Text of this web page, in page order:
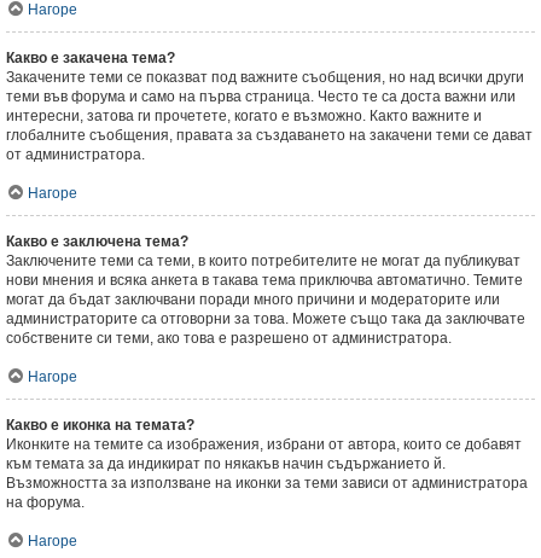
Нагоре
Какво е закачена тема?
Закачените теми се показват под важните съобщения, но над всички други
теми във форума и само на първа страница. Често те са доста важни или
интересни, затова ги прочетете, когато е възможно. Както важните и
глобалните съобщения, правата за създаването на закачени теми се дават
от администратора.
Нагоре
Какво е заключена тема?
Заключените теми са теми, в които потребителите не могат да публикуват
нови мнения и всяка анкета в такава тема приключва автоматично. Темите
могат да бъдат заключвани поради много причини и модераторите или
администраторите са отговорни за това. Можете също така да заключвате
собствените си теми, ако това е разрешено от администратора.
Нагоре
Какво е иконка на темата?
Иконките на темите са изображения, избрани от автора, които се добавят
към темата за да индикират по някакъв начин съдържанието й.
Възможността за използване на иконки за теми зависи от администратора
на форума.
Нагоре